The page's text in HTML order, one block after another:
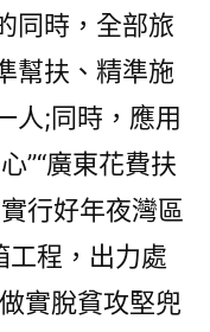
同時，全部旅
幫扶、精準施
人;同時，應用
”“廣東花費扶
行好年夜灣區
工程，出力處
實脫貧攻堅兜